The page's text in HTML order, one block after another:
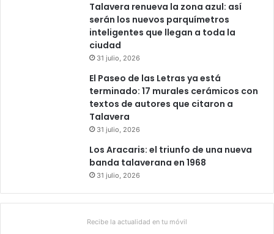
Talavera renueva la zona azul: así
serán los nuevos parquímetros
inteligentes que llegan a toda la
ciudad
31 julio, 2026
El Paseo de las Letras ya está
terminado: 17 murales cerámicos con
textos de autores que citaron a
Talavera
31 julio, 2026
Los Aracaris: el triunfo de una nueva
banda talaverana en 1968
31 julio, 2026
Recibe la actualidad en tu móvil